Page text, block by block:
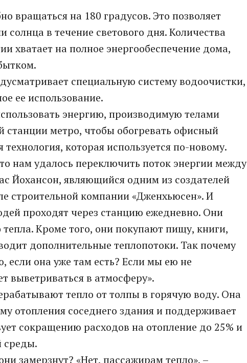
вращаться на 180 градусов. Это позволяет
солнца в течение светового дня. Количества
хватает на полное энергообеспечение дома,
специальную систему водоочистки,
ее использование.
энергию, производимую телами
станции метро, чтобы обогревать офисный
технология, которая используется по-новому.
нам удалось переключить поток энергии между
Йохансон, являющийся одним из создателей
строительной компании «Дженхьюсен». И
проходят через станцию ежедневно. Они
Кроме того, они покупают пищу, книги,
дополнительные теплопотоки. Так почему
если она уже там есть? Если мы ею не
выветриваться в атмосферу».
тепло от толпы в горячую воду. Она
отопления соседнего здания и поддерживает
сокращению расходов на отопление до 25% и
среды.
замерзнут? «Нет, пассажирам тепло», –